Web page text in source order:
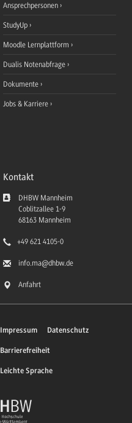
Ansprechpersonen
StudyUp
Moodle Lernplattform
Dualis Notenabfrage
Dokumente
Jobs & Karriere
Kontakt
DHBW Mannheim
Coblitzallee 1-9
68163 Mannheim
+49 621 4105-0
info.ma@dhbw.de
Anfahrt
Impressum Datenschutz
Barrierefreiheit
Leichte Sprache